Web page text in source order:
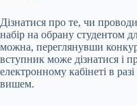
Дізнатися про те, чи
набір на обрану студентом
можна, переглянувши
вступник може дізнатися і
електронному кабінеті в
вишем.